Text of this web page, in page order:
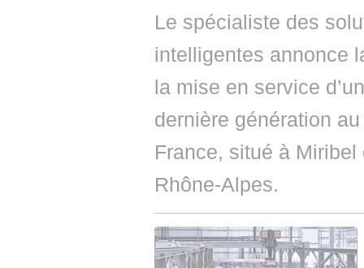
Le spécialiste des
intelligentes annonce
la mise en service
dernière génération
France, situé à Miribel
Rhône-Alpes.